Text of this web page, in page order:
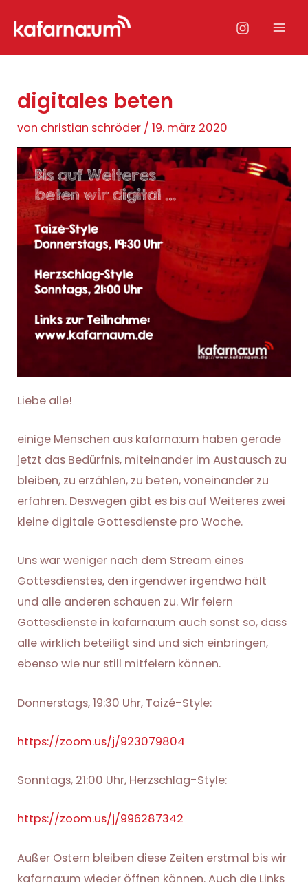
Inhalt
digitales beten
von christian schröder /19. märz 2020
Liebe alle!
einige Menschen aus kafarna:um haben gerade
jetzt das Bedürfnis, miteinander im Austausch zu
bleiben, zu erzählen, zu beten, voneinander zu
erfahren. Deswegen gibt es bis auf Weiteres zwei
kleine digitale Gottesdienste pro Woche.
Uns war weniger nach dem Stream eines
Gottesdienstes, den irgendwer irgendwo hält
und alle anderen schauen zu. Wir feiern
Gottesdienste in kafarna:um auch sonst so, dass
alle wirklich beteiligt sind und sich einbringen,
ebenso wie nur still mitfeiern können.
Donnerstags, 19:30 Uhr, Taizé-Style:
https://zoom.us/j/923079804
Sonntags, 21:00 Uhr, Herzschlag-Style:
https://zoom.us/j/996287342
Außer Ostern bleiben diese Zeiten erstmal bis wir
kafarna:um wieder öffnen können. Auch die Links